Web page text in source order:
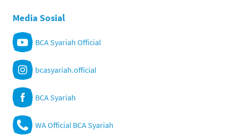
Media Sosial
BCA Syariah Official
bcasyariah.official
BCA Syariah
WA Official BCA Syariah